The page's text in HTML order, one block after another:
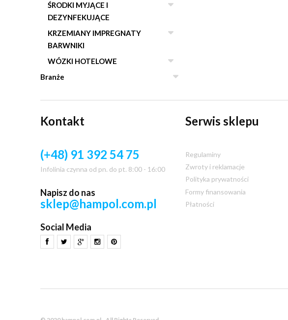
ŚRODKI MYJĄCE I
DEZYNFEKUJĄCE
KRZEMIANY IMPREGNATY
BARWNIKI
WÓZKI HOTELOWE
Branże
Kontakt
(+48) 91 392 54 75
Infolinia czynna od pn. do pt. 8:00 - 16:00
Napisz do nas
sklep@hampol.com.pl
Social Media
Serwis sklepu
Regulaminy
Zwroty i reklamacje
Polityka prywatności
Formy finansowania
Płatności